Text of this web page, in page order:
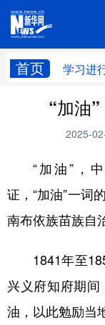
首页 学习进
学习进行时
台湾
科技
文化
访谈
法律
食品
“加油
2025-
“加油”，中
证，“加油”一词
南布依族苗族自
1841年至
兴义府知府期间
油，以此勉励当